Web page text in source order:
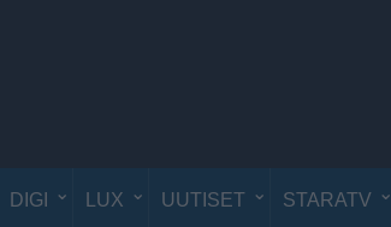
DIGI LUX UUTISET STARATV